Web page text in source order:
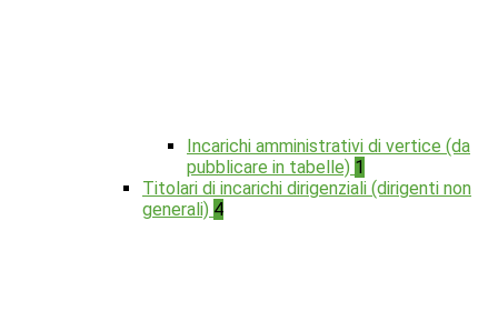
Incarichi amministrativi di vertice (da
pubblicare in tabelle) 1
Titolari di incarichi dirigenziali (dirigenti non
generali) 4